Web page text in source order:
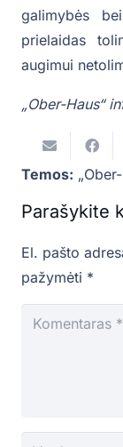
galimybės
prielaidas
augimui
„Ober-Haus“
Temos:
Parašykite
El. pašto
pažymėti *